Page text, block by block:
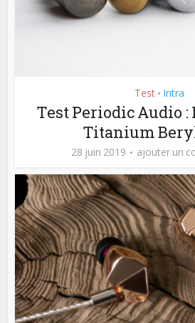
Test • Intra
Test Periodic Audio
Titanium
28 juin 2019 ajouter un